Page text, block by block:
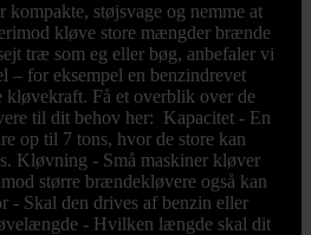
støjsvage og nemme at
kløve store mængder brænde
træ som eg eller bøg, anbefaler vi
– for eksempel en benzindrevet
kløvekraft. Få et overblik over de
til dit behov her: Kapacitet - En
op til 7 tons, hvor de store kan
Kløvning - Små maskiner kløver
større brændekløvere også kan
- Skal den drives af benzin eller
- Hvilken længde skal dit